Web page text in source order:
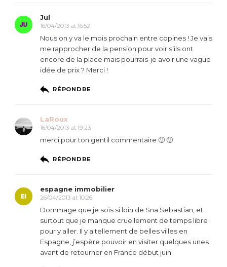
Jul
16/04/2013 at 16:52
Nous on y va le mois prochain entre copines ! Je vais
me rapprocher de la pension pour voir s’ils ont
encore de la place mais pourrais-je avoir une vague
idée de prix ? Merci !
RÉPONDRE
LaRoux
16/04/2013 at 19:23
merci pour ton gentil commentaire 🙂 🙂
RÉPONDRE
espagne immobilier
26/04/2013 at 10:26
Dommage que je sois si loin de Sna Sebastian, et
surtout que je manque cruellement de temps libre
pour y aller. Il y a tellement de belles villes en
Espagne, j’espère pouvoir en visiter quelques unes
avant de retourner en France début juin.